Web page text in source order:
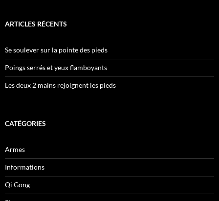
ARTICLES RÉCENTS
Se soulever sur la pointe des pieds
Poings serrés et yeux flamboyants
Les deux 2 mains rejoignent les pieds
CATÉGORIES
Armes
Informations
Qi Gong